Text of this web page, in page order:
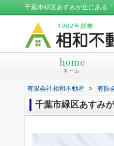
千葉市緑区あすみが丘にある
有限会社相和不動産 > 有限
千葉市緑区あすみ